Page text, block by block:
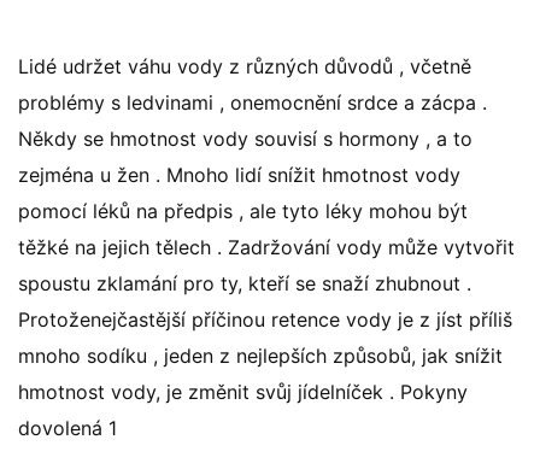
Lidé udržet váhu vody z různých důvodů , včetně
problémy s ledvinami , onemocnění srdce a zácpa .
Někdy se hmotnost vody souvisí s hormony , a to
zejména u žen . Mnoho lidí snížit hmotnost vody
pomocí léků na předpis , ale tyto léky mohou být
těžké na jejich tělech . Zadržování vody může vytvořit
spoustu zklamání pro ty, kteří se snaží zhubnout .
Protoženejčastější příčinou retence vody je z jíst příliš
mnoho sodíku , jeden z nejlepších způsobů, jak snížit
hmotnost vody, je změnit svůj jídelníček . Pokyny
dovolená 1